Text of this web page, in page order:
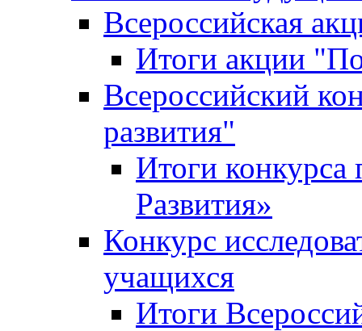
Всероссийская
Итоги акции
Всероссийский
развития"
Итоги конкурса
Развития»
Конкурс
учащихся
Итоги